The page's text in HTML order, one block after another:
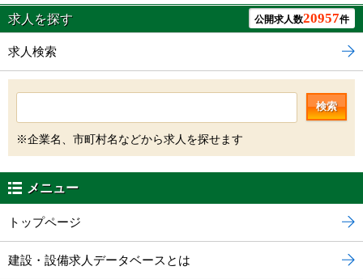
求人を探す 公開求人数20957件
求人検索
検索
※企業名、市町村名などから求人を探せます
メニュー
トップページ
建設・設備求人データベースとは